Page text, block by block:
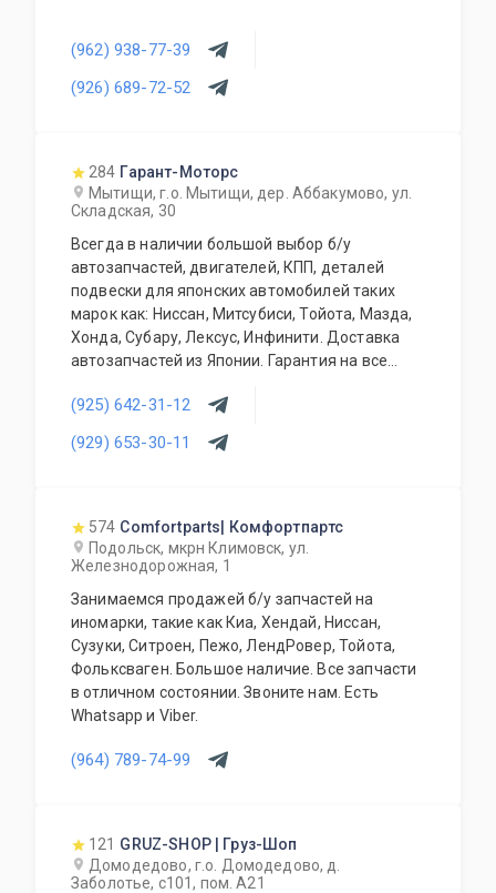
(962) 938-77-39
(926) 689-72-52
284 Гарант-Моторс
Мытищи, г.о. Мытищи, дер. Аббакумово, ул.
Складская, 30
Всегда в наличии большой выбор б/у
автозапчастей, двигателей, КПП, деталей
подвески для японских автомобилей таких
марок как: Ниссан, Митсубиси, Тойота, Мазда,
Хонда, Субару, Лексус, Инфинити. Доставка
автозапчастей из Японии. Гарантия на все
(925) 642-31-12
(929) 653-30-11
574 Comfortparts| Комфортпартс
Подольск, мкрн Климовск, ул.
Железнодорожная, 1
Занимаемся продажей б/у запчастей на
иномарки, такие как Киа, Хендай, Ниссан,
Сузуки, Ситроен, Пежо, ЛендРовер, Тойота,
Фольксваген. Большое наличие. Все запчасти
в отличном состоянии. Звоните нам. Есть
Whatsapp и Viber.
(964) 789-74-99
121 GRUZ-SHOP | Груз-Шоп
Домодедово, г.о. Домодедово, д.
Заболотье, с101, пом. А21